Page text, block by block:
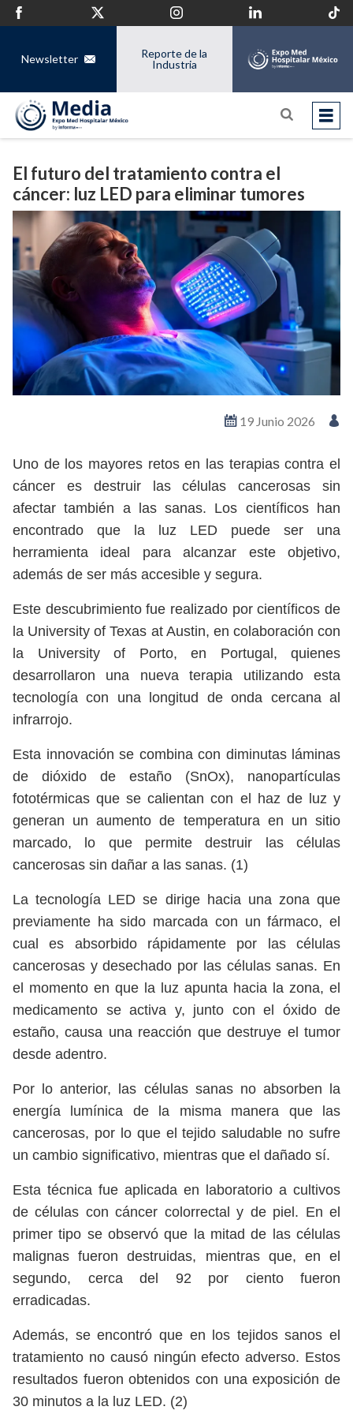
Newsletter
Reporte de la
Industria
El futuro del tratamiento contra el
cáncer: luz LED para eliminar tumores
19 Junio 2026
Uno de los mayores retos en las terapias contra el
cáncer es destruir las células cancerosas sin
afectar también a las sanas. Los científicos han
encontrado que la luz LED puede ser una
herramienta ideal para alcanzar este objetivo,
además de ser más accesible y segura.
Este descubrimiento fue realizado por científicos de
la University of Texas at Austin, en colaboración con
la University of Porto, en Portugal, quienes
desarrollaron una nueva terapia utilizando esta
tecnología con una longitud de onda cercana al
infrarrojo.
Esta innovación se combina con diminutas láminas
de dióxido de estaño (SnOx), nanopartículas
fototérmicas que se calientan con el haz de luz y
generan un aumento de temperatura en un sitio
marcado, lo que permite destruir las células
cancerosas sin dañar a las sanas. (1)
La tecnología LED se dirige hacia una zona que
previamente ha sido marcada con un fármaco, el
cual es absorbido rápidamente por las células
cancerosas y desechado por las células sanas. En
el momento en que la luz apunta hacia la zona, el
medicamento se activa y, junto con el óxido de
estaño, causa una reacción que destruye el tumor
desde adentro.
Por lo anterior, las células sanas no absorben la
energía lumínica de la misma manera que las
cancerosas, por lo que el tejido saludable no sufre
un cambio significativo, mientras que el dañado sí.
Esta técnica fue aplicada en laboratorio a cultivos
de células con cáncer colorrectal y de piel. En el
primer tipo se observó que la mitad de las células
malignas fueron destruidas, mientras que, en el
segundo, cerca del 92 por ciento fueron
erradicadas.
Además, se encontró que en los tejidos sanos el
tratamiento no causó ningún efecto adverso. Estos
resultados fueron obtenidos con una exposición de
30 minutos a la luz LED. (2)